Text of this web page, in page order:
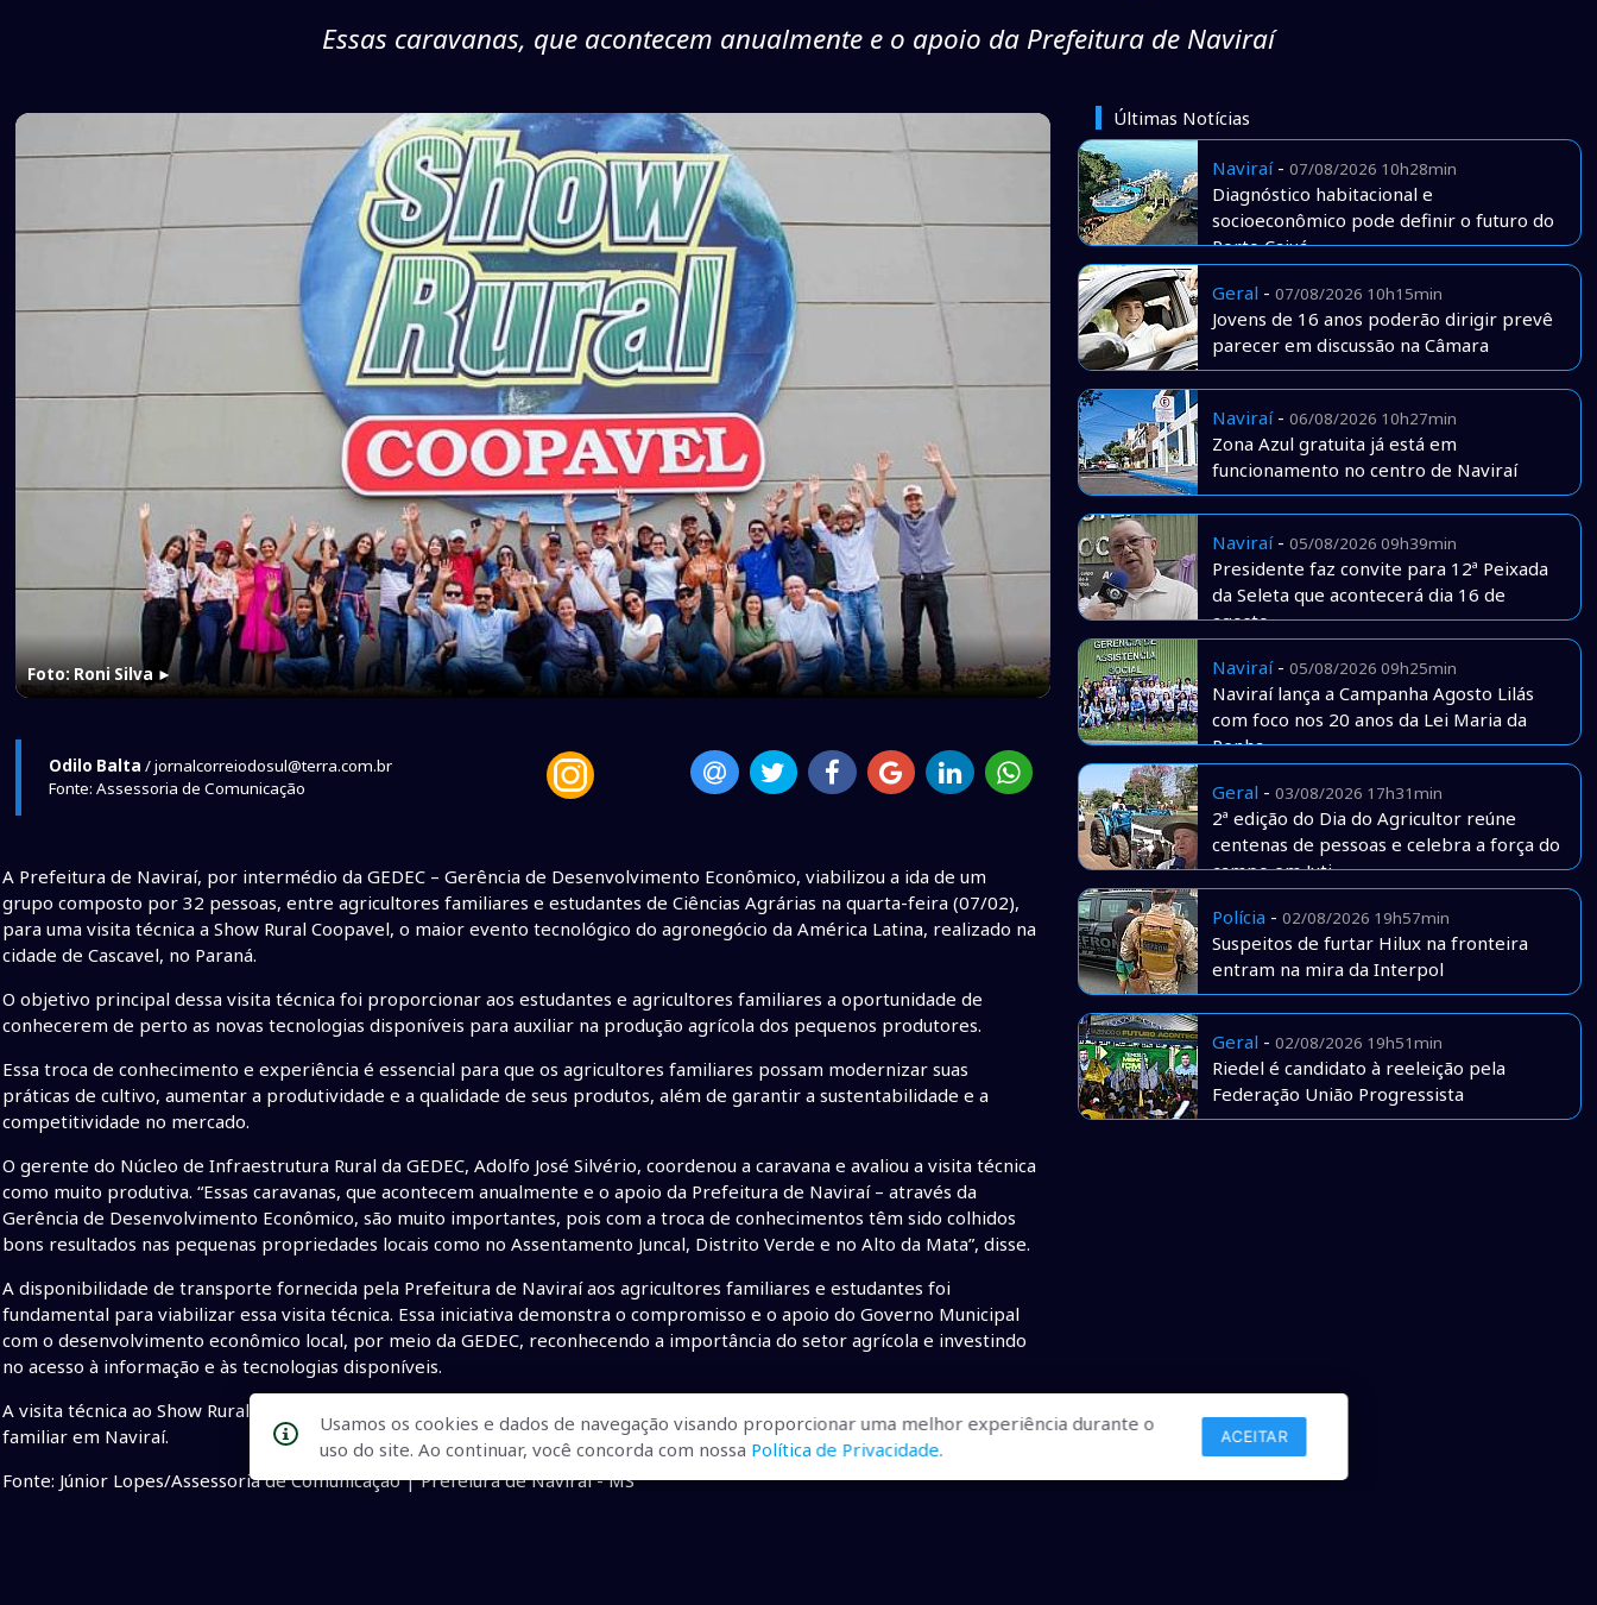
Essas caravanas, que acontecem anualmente e o apoio da Prefeitura de Naviraí
Foto: Roni Silva ►
Odilo Balta / jornalcorreiodosul@terra.com.br
Fonte: Assessoria de Comunicação
A Prefeitura de Naviraí, por intermédio da GEDEC – Gerência de Desenvolvimento Econômico, viabilizou a ida de um
grupo composto por 32 pessoas, entre agricultores familiares e estudantes de Ciências Agrárias na quarta-feira (07/02),
para uma visita técnica a Show Rural Coopavel, o maior evento tecnológico do agronegócio da América Latina, realizado na
cidade de Cascavel, no Paraná.
O objetivo principal dessa visita técnica foi proporcionar aos estudantes e agricultores familiares a oportunidade de
conhecerem de perto as novas tecnologias disponíveis para auxiliar na produção agrícola dos pequenos produtores.
Essa troca de conhecimento e experiência é essencial para que os agricultores familiares possam modernizar suas
práticas de cultivo, aumentar a produtividade e a qualidade de seus produtos, além de garantir a sustentabilidade e a
competitividade no mercado.
O gerente do Núcleo de Infraestrutura Rural da GEDEC, Adolfo José Silvério, coordenou a caravana e avaliou a visita técnica
como muito produtiva. “Essas caravanas, que acontecem anualmente e o apoio da Prefeitura de Naviraí – através da
Gerência de Desenvolvimento Econômico, são muito importantes, pois com a troca de conhecimentos têm sido colhidos
bons resultados nas pequenas propriedades locais como no Assentamento Juncal, Distrito Verde e no Alto da Mata”, disse.
A disponibilidade de transporte fornecida pela Prefeitura de Naviraí aos agricultores familiares e estudantes foi
fundamental para viabilizar essa visita técnica. Essa iniciativa demonstra o compromisso e o apoio do Governo Municipal
com o desenvolvimento econômico local, por meio da GEDEC, reconhecendo a importância do setor agrícola e investindo
no acesso à informação e às tecnologias disponíveis.
A visita técnica ao Show Rural Coopavel é mais uma ação que contribui para o crescimento e a prosperidade da agricultura
familiar em Naviraí.
Fonte: Júnior Lopes/Assessoria de Comunicação | Prefeiura de Naviraí - MS
Últimas Notícias
Naviraí- 07/08/2026 10h28min
Diagnóstico habitacional e
socioeconômico pode definir o futuro do
Porto Caiuá
Geral - 07/08/2026 10h15min
Jovens de 16 anos poderão dirigir prevê
parecer em discussão na Câmara
Naviraí- 06/08/2026 10h27min
Zona Azul gratuita já está em
funcionamento no centro de Naviraí
Naviraí- 05/08/2026 09h39min
Presidente faz convite para 12ª Peixada
da Seleta que acontecerá dia 16 de
agosto
Naviraí- 05/08/2026 09h25min
Naviraí lança a Campanha Agosto Lilás
com foco nos 20 anos da Lei Maria da
Penha
Geral - 03/08/2026 17h31min
2ª edição do Dia do Agricultor reúne
centenas de pessoas e celebra a força do
campo em Juti
Polícia - 02/08/2026 19h57min
Suspeitos de furtar Hilux na fronteira
entram na mira da Interpol
Geral - 02/08/2026 19h51min
Riedel é candidato à reeleição pela
Federação União Progressista
Usamos os cookies e dados de navegação visando proporcionar uma melhor experiência durante o
uso do site. Ao continuar, você concorda com nossa Política de Privacidade.
ACEITAR